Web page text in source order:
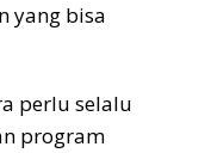
yang bisa
perlu selalu
program